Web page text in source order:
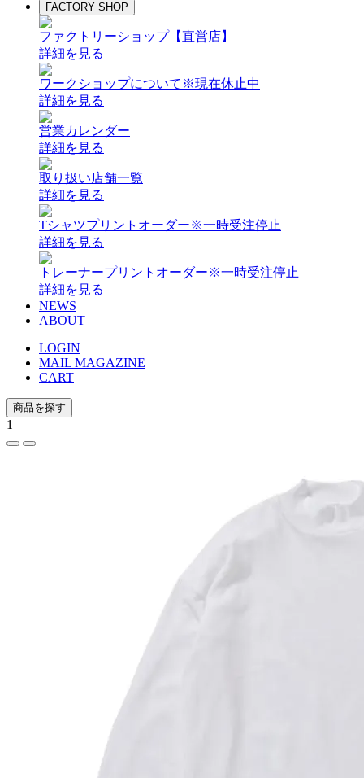
FACTORY SHOP
ファクトリーショップ【直営店】
詳細を見る
ワークショップについて ※現在休止中
詳細を見る
営業カレンダー
詳細を見る
取り扱い店舗一覧
詳細を見る
Tシャツプリントオーダー※一時受注停止
詳細を見る
トレーナープリントオーダー※一時受注停止
詳細を見る
NEWS
ABOUT
LOGIN
MAIL MAGAZINE
CART
商品を探す
1